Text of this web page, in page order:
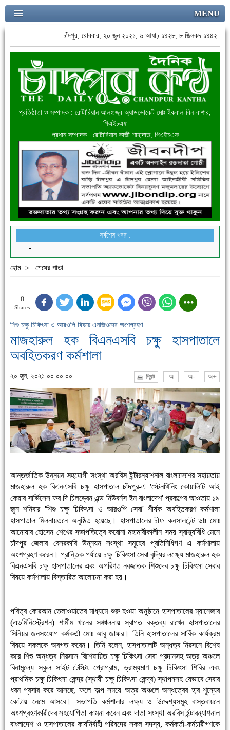
MENU
চাঁদপুর, রোববার, ২০ জুন ২০২১, ৬ আষাঢ় ১৪২৮, ৮ জিলকদ ১৪৪২
প্রতিষ্ঠাতা ও সম্পাদক : রোটারিয়ান আলহাজ্ব অ্যাডভোকেট মোঃ ইকবাল-বিন-বাশার,
পিএইচএফ
প্রধান সম্পাদক : রোটারিয়ান কাজী শাহাদাত, পিএইচএফ
সর্বশেষ খবর :
হোম > শেষের পাতা
0
Shares
শিশু চক্ষু চিকিৎসা ও আরওপি বিষয়ে এনজিওদের অংশগ্রহণ
মাজহারুল হক বিএনএসবি চক্ষু হাসপাতালে
অবহিতকরণ কর্মশালা
২০ জুন, ২০২১ ০০:০০:০০ প্রিন্ট অ অ- অ+
আন্তর্জাতিক উন্নয়ন সহযোগী সংস্থা অরবিস ইন্টারন্যাশনাল বাংলাদেশের সহায়তায়
মাজহারুল হক বিএনএসবি চক্ষু হাসপাতাল চাঁদপুর-এ 'স্টেনথিনিং কোয়ালিটি আই
কেয়ার সার্ভিসেস ফর দি চিলড্রেন এন্ড নিউবর্নস ইন বাংলাদেশ' প্রকল্পের আওতায় ১৯
জুন শনিবার 'শিশু চক্ষু চিকিৎসা ও আরওপি সেবা' শীর্ষক অবহিতকরণ কর্মশালা
হাসপাতাল মিলনায়তনে অনুষ্ঠিত হয়েছে। হাসপাতালের চীফ কনসালটেন্ট ডাঃ মোঃ
আনোয়ার হোসেন শেখের সভাপতিত্বে করোনা মহামারীকালীন সময় স্বাস্থ্যবিধি মেনে
চাঁদপুর জেলার বেসরকারি উন্নয়ন সংস্থা সমূহের প্রতিনিধিগণ এ কর্মশালায়
অংশগ্রহণ করেন। প্রান্তিক পর্যায়ে চক্ষু চিকিৎসা সেবা বৃদ্ধির লক্ষ্যে মাজহারুল হক
বিএনএসবি চক্ষু হাসপাতালের এবং অপরিণত নবজাতক শিশুদের চক্ষু চিকিৎসা সেবার
বিষয়ে কর্মশালায় বিস্তারিত আলোচনা করা হয়।
পবিত্র কোরআন তেলাওয়াতের মাধ্যমে শুরু হওয়া অনুষ্ঠানে হাসপাতালের ম্যানেজার
(এডমিনিস্ট্রেশন) শামীম খানের সঞ্চালনায় স্বাগত বক্তব্য রাখেন হাসপাতালের
সিনিয়র জনসংযোগ কর্মকর্তা মোঃ আবু জাফর। তিনি হাসপাতালের সার্বিক কার্যক্রম
বিষয়ে সকলকে অবগত করেন। তিনি বলেন, হাসপাতালটি অন্ধত্ব নিরসনে বিশেষ
করে শিশু অন্ধত্ব নিরসনে বিশেষায়িত চক্ষু চিকিৎসা সেবা প্রদানসহ অত্র অঞ্চলে
বিনামূল্যে স্কুল সাইট টেস্টিং প্রোগ্রাম, ভ্রাম্যমাণ চক্ষু চিকিৎসা শিবির এবং
প্রাথমিক চক্ষু চিকিৎসা কেন্দ্র (স্থায়ী চক্ষু চিকিৎসা কেন্দ্র) স্থাপনসহ যেভাবে সেবার
ধরন প্রসার করে আসছে, ফলে অল্প সময়ে অত্র অঞ্চলে অন্ধত্বের হার শূন্যের
কোটায় নেমে আসবে। সভাপতি কর্মশালার লক্ষ্য ও উদ্দেশ্যসমূহ বাস্তবায়নে
অংশগ্রহণকারীদের সহযোগিতা কামনা করেন এবং দাতা সংস্থা অরবিস ইন্টারন্যাশনাল
বাংলাদেশ ও হাসপাতালের কার্যনির্বাহী পরিষদের সকল সদস্য, কর্মকর্তা-কর্মচারীগণকে